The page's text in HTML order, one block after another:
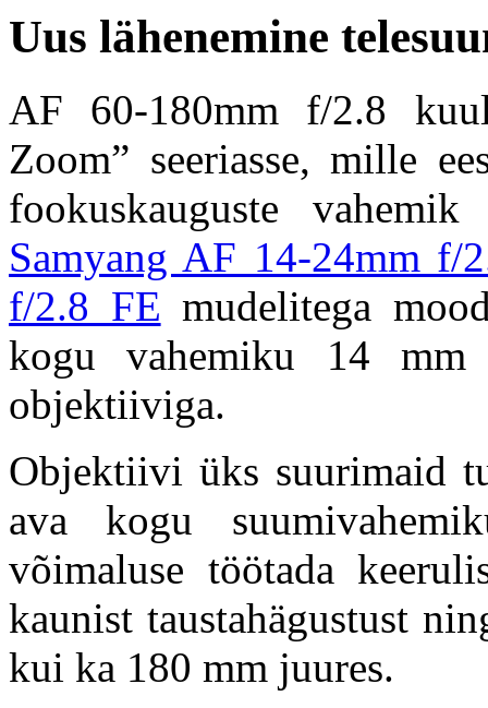
Uus lähenemine
AF 60-180mm f/2.8
Zoom” seeriasse, mille
fookuskauguste
Samyang AF 14-24mm f/
f/2.8 FE mudelitega
kogu vahemiku 14
objektiiviga.
Objektiivi üks suurimaid
ava kogu
võimaluse töötada
kaunist taustahägustust
kui ka 180 mm juures.